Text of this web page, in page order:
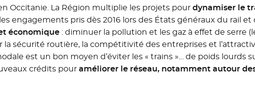
Occitanie. La Région multiplie les projets pour dynamiser le
engagements pris dès 2016 lors des États généraux du rail et
économique: diminuer la pollution et les gaz à effet de serre
la sécurité routière, la compétitivité des entreprises et
est un bon moyen d’éviter les « trains »… de poids lourds
crédits pour améliorer le réseau, notamment autour